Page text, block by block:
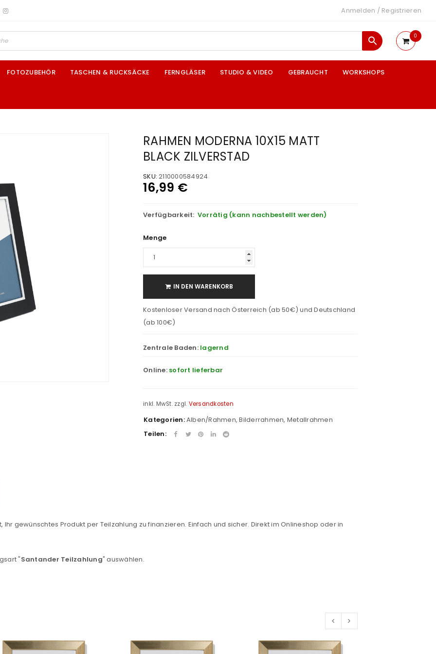
NEWSLETTER ABONNIEREN
Anmelden / Registrieren
0
FOTOZUBEHÖR TASCHEN & RUCKSÄCKE FERNGLÄSER STUDIO & VIDEO GEBRAUCHT WORKSHOPS
RAHMEN MODERNA 10X15 MATT
BLACK ZILVERSTAD
SKU: 2110000584924
16,99 €
Verfügbarkeit: Vorrätig (kann nachbestellt werden)
Menge
IN DEN WARENKORB
Kostenloser Versand nach Österreich (ab 50€) und Deutschland
(ab 100€)
Zentrale Baden: lagernd
Online: sofort lieferbar
inkl. MwSt. zzgl. Versandkosten
Kategorien:Alben/Rahmen,Bilderrahmen, Metallrahmen
Teilen:
gewünschtes Produkt per Teilzahlung zu finanzieren. Einfach und sicher. Direkt im Onlineshop oder in
"Santander Teilzahlung" auswählen.